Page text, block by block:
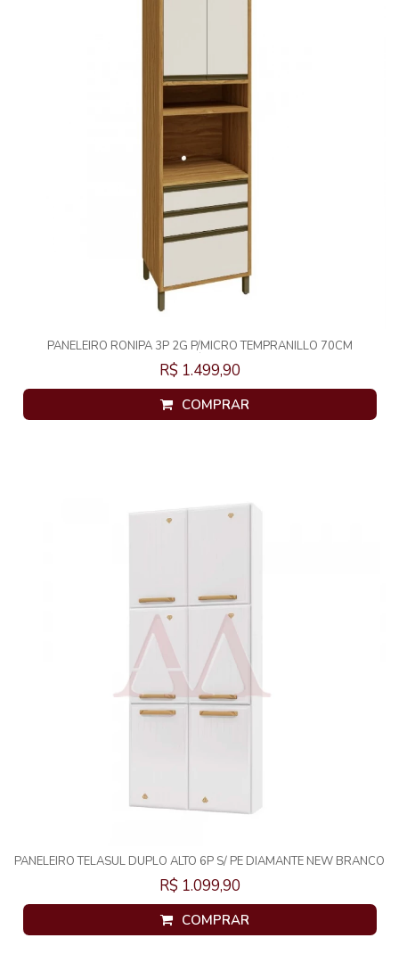
PANELEIRO RONIPA 3P 2G P/MICRO TEMPRANILLO 70CM
AMENDOA/OFF WHITE
R$ 1.499,90
COMPRAR
PANELEIRO TELASUL DUPLO ALTO 6P S/ PE DIAMANTE NEW BRANCO
818313-01
R$ 1.099,90
COMPRAR